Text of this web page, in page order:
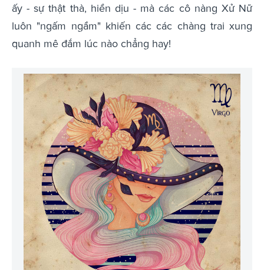
ấy - sự thật thà, hiền dịu - mà các cô nàng Xử Nữ
luôn "ngấm ngầm" khiến các các chàng trai xung
quanh mê đắm lúc nào chẳng hay!